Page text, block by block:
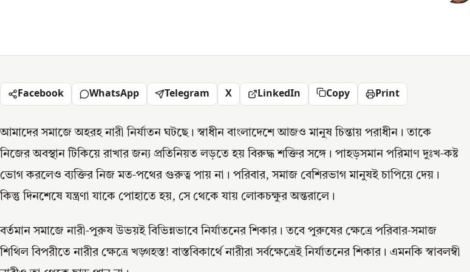
Facebook WhatsApp Telegram X LinkedIn Copy Print
আমাদের সমাজে অহরহ নারী নির্যাতন ঘটছে। স্বাধীন বাংলাদেশে আজও মানুষ চিন্তায় পরাধীন। তাকে
নিজের অবস্থান টিকিয়ে রাখার জন্য প্রতিনিয়ত লড়তে হয় বিরুদ্ধ শক্তির সঙ্গে। পাহড়সমান পরিমাণ দুঃখ-কষ্ট
ভোগ করলেও ব্যক্তির নিজ মত-পথের গুরুত্ব পায় না। পরিবার, সমাজ বেশিরভাগ মানুষই চাপিয়ে দেয়।
কিন্তু দিনশেষে যন্ত্রণা যাকে পোহাতে হয়, সে থেকে যায় লোকচক্ষুর অন্তরালে।
বর্তমান সমাজে নারী-পুরুষ উভয়ই বিভিন্নভাবে নির্যাতনের শিকার। তবে পুরুষের ক্ষেত্রে পরিবার-সমাজ
শিথিল বিপরীতে নারীর ক্ষেত্রে খড়্গহস্ত! বাস্তবিকার্থে নারীরা সর্বক্ষেত্রেই নির্যাতনের শিকার। এমনকি স্বাবলম্বী